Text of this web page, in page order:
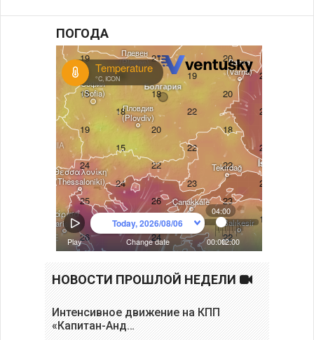
ПОГОДА
НОВОСТИ ПРОШЛОЙ НЕДЕЛИ
Интенсивное движение на КПП
«Капитан-Анд…